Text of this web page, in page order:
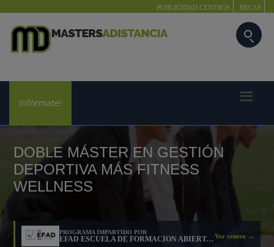
PUBLICIDAD CENTROS BECAS
Infórmate!
DOBLE MÁSTER EN GESTIÓN
DEPORTIVA MÁS FITNESS
WELLNESS
PROGRAMA IMPARTIDO POR
EFAD ESCUELA DE FORMACIÓN ABIERTA PARA EL DEPORTE Ver centro →